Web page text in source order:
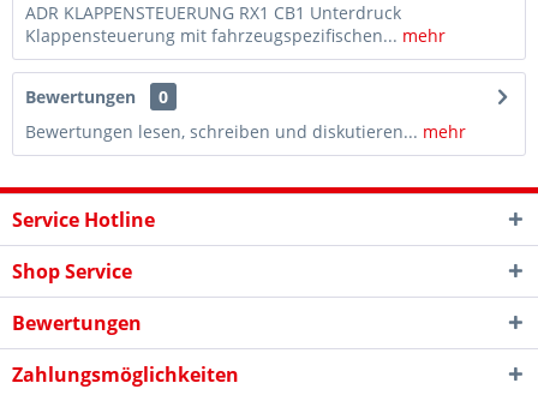
ADR KLAPPENSTEUERUNG RX1 CB1 Unterdruck
Klappensteuerung mit fahrzeugspezifischen... mehr
Bewertungen
0
Bewertungen lesen, schreiben und diskutieren... mehr
Service Hotline
Shop Service
Bewertungen
Zahlungsmöglichkeiten